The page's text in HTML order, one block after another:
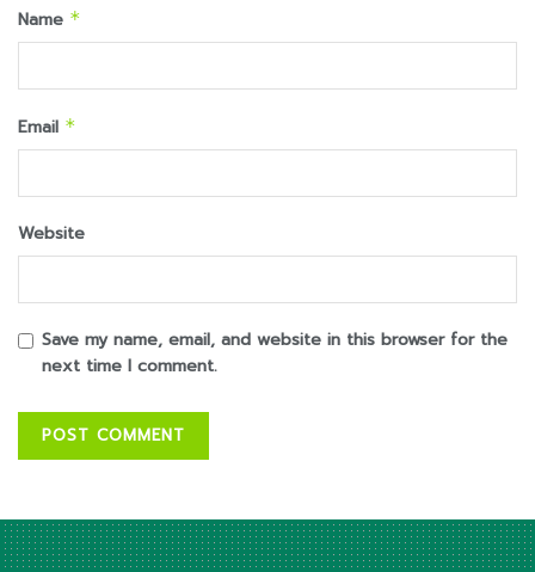
Name *
Email *
Website
Save my name, email, and website in this browser for the
next time I comment.